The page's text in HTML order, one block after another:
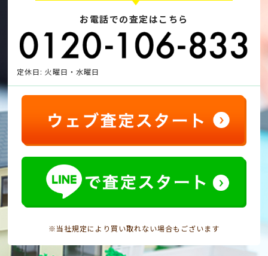
お電話での査定はこちら
定休日: 火曜日・水曜日
※当社規定により買い取れない場合もございます